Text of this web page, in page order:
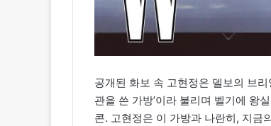
공개된 화보 속 고현정은 델보의 브
관을 쓴 가방’이라 불리며 벨기에 왕
콘. 고현정은 이 가방과 나란히, 지금